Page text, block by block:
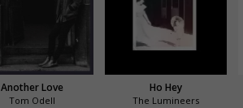
Another Love
Tom Odell
Ho Hey
The Lumineers